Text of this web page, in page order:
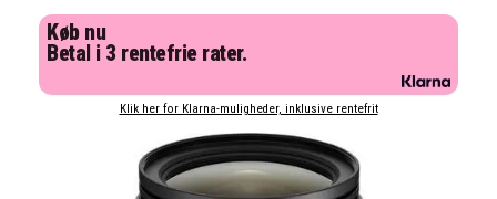
Køb nu
Betal i 3 rentefrie rater.
Klik her for Klarna-muligheder, inklusive rentefrit